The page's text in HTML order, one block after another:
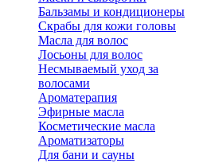
Бальзамы и кондиционеры
Скрабы для кожи головы
Масла для волос
Лосьоны для волос
Несмываемый уход за
волосами
Ароматерапия
Эфирные масла
Косметические масла
Ароматизаторы
Для бани и сауны